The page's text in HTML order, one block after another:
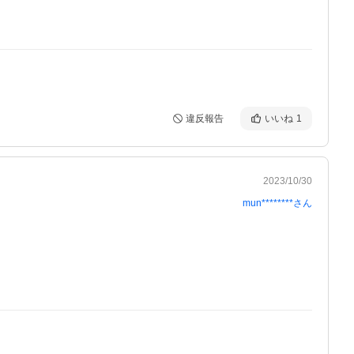
違反報告 いいね 1
2023/10/30
mun********さん